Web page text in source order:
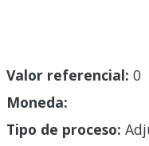
Valor referencial: 0
Moneda:
Tipo de proceso: